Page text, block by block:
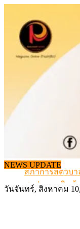
content
NEWS UPDATE
ข้อมูลราคา สุก
สภาการสัตวบ
สรุปภาวะ สินค้
วันจันทร์, สิงหาคม